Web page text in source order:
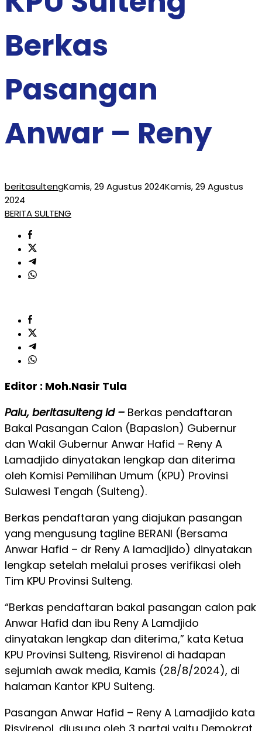
Berkas
Pasangan
Anwar – Reny
beritasultengKamis, 29 Agustus 2024Kamis, 29 Agustus
2024
BERITA SULTENG
Editor : Moh.Nasir Tula
Palu, beritasulteng id – Berkas pendaftaran
Bakal Pasangan Calon (Bapaslon) Gubernur
dan Wakil Gubernur Anwar Hafid – Reny A
Lamadjido dinyatakan lengkap dan diterima
oleh Komisi Pemilihan Umum (KPU) Provinsi
Sulawesi Tengah (Sulteng).
Berkas pendaftaran yang diajukan pasangan
yang mengusung tagline BERANI (Bersama
Anwar Hafid – dr Reny A lamadjido) dinyatakan
lengkap setelah melalui proses verifikasi oleh
Tim KPU Provinsi Sulteng.
“Berkas pendaftaran bakal pasangan calon pak
Anwar Hafid dan ibu Reny A Lamdjido
dinyatakan lengkap dan diterima,” kata Ketua
KPU Provinsi Sulteng, Risvirenol di hadapan
sejumlah awak media, Kamis (28/8/2024), di
halaman Kantor KPU Sulteng.
Pasangan Anwar Hafid – Reny A Lamadjido kata